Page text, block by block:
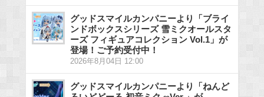
グッドスマイルカンパニーより「ブライ
ンドボックスシリーズ 雪ミクオールスタ
ーズ フィギュアコレクション Vol.1」が
登場！ご予約受付中！
2026年8月04日 12:00
グッドスマイルカンパニーより「ねんど